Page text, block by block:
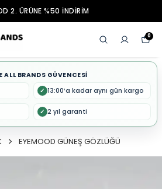
2. ÜRÜNE %50 İNDİRİM
0
ALL BRANDS GÜVENCESİ
✓ 13:00’a kadar aynı gün kargo
✓ 2 yıl garanti
EYEMOOD GÜNEŞ GÖZLÜĞÜ